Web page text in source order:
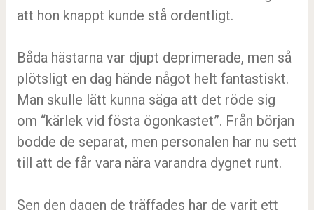
att hon knappt kunde stå ordentligt.
Båda hästarna var djupt deprimerade, men så
plötsligt en dag hände något helt fantastiskt.
Man skulle lätt kunna säga att det röde sig
om “kärlek vid fösta ögonkastet”. Från början
bodde de separat, men personalen har nu sett
till att de får vara nära varandra dygnet runt.
Sen den dagen de träffades har de varit ett